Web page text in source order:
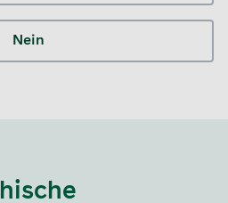
Nein